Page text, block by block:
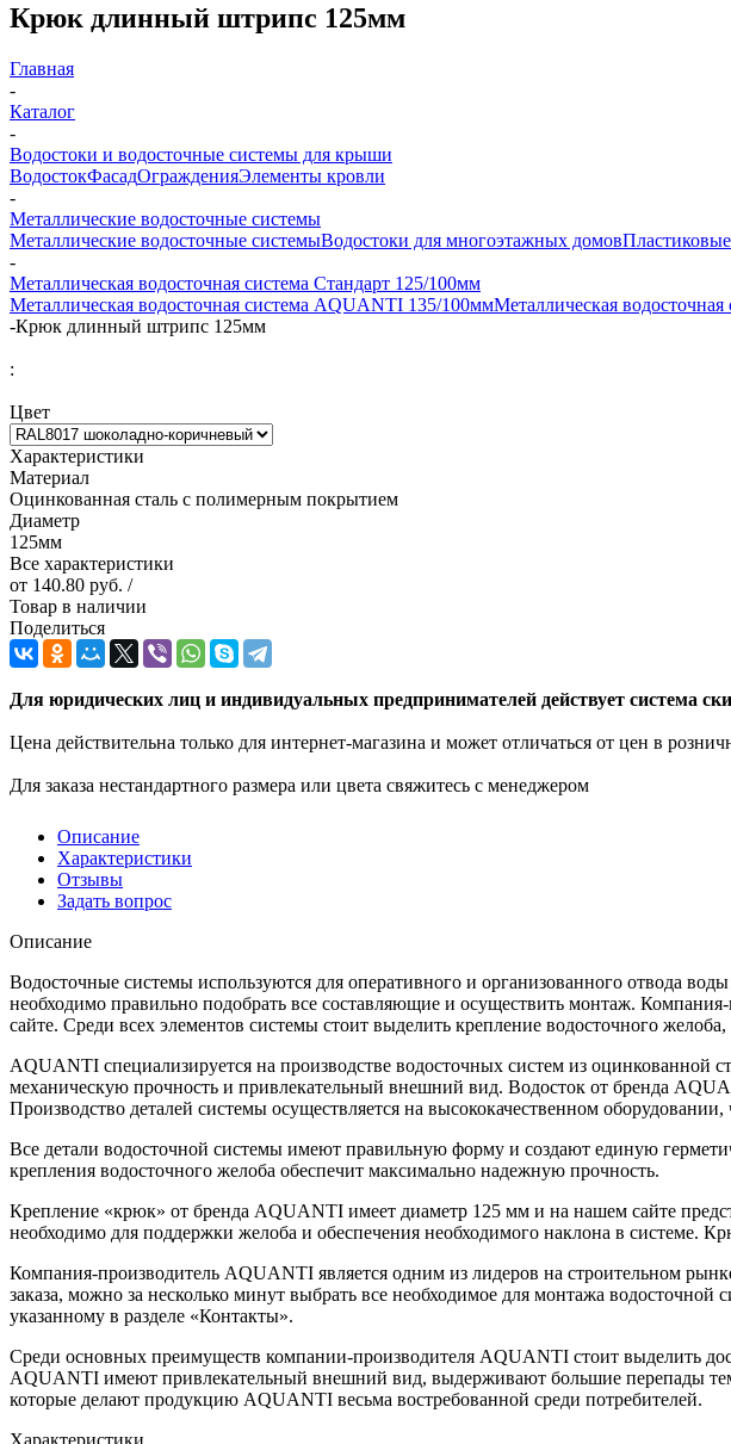
Крюк длинный штрипс 125мм
Главная
-
Каталог
-
Водостоки и водосточные системы для крыши
ВодостокФасадОгражденияЭлементы кровли
-
Металлические водосточные системы
Металлические водосточные системыВодостоки для многоэтажных домов
-
Металлическая водосточная система Стандарт 125/100мм
Металлическая водосточная система AQUANTI 135/100ммМеталлическая
-Крюк длинный штрипс 125мм
:
Цвет
Характеристики
Материал
Оцинкованная сталь с полимерным покрытием
Диаметр
125мм
Все характеристики
от 140.80 руб. /
Товар в наличии
Поделиться
Для юридических лиц и индивидуальных предпринимателей действует система
Цена действительна только для интернет-магазина и может отличаться от цен в
Для заказа нестандартного размера или цвета свяжитесь с менеджером
Описание
Характеристики
Отзывы
Задать вопрос
Описание
Водосточные системы используются для оперативного и организованного отвода
необходимо правильно подобрать все составляющие и осуществить монтаж.
сайте. Среди всех элементов системы стоит выделить крепление водосточного
AQUANTI специализируется на производстве водосточных систем из
механическую прочность и привлекательный внешний вид. Водосток от бренда
Производство деталей системы осуществляется на высококачественном
Все детали водосточной системы имеют правильную форму и создают единую
крепления водосточного желоба обеспечит максимально надежную прочность.
Крепление «крюк» от бренда AQUANTI имеет диаметр 125 мм и на нашем сайте
необходимо для поддержки желоба и обеспечения необходимого наклона в системе.
Компания-производитель AQUANTI является одним из лидеров на строительном
заказа, можно за несколько минут выбрать все необходимое для монтажа
указанному в разделе «Контакты».
Среди основных преимуществ компании-производителя AQUANTI стоит выделить
AQUANTI имеют привлекательный внешний вид, выдерживают большие перепады
которые делают продукцию AQUANTI весьма востребованной среди потребителей.
Характеристики